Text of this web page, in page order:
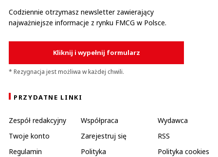
Codziennie otrzymasz newsletter zawierający
najważniejsze informacje z rynku FMCG w Polsce.
Kliknij i wypełnij formularz
* Rezygnacja jest możliwa w każdej chwili.
PRZYDATNE LINKI
Zespół redakcyjny Współpraca
Wydawca
Twoje konto
Zarejestruj się
RSS
Regulamin
Polityka
Polityka cookies